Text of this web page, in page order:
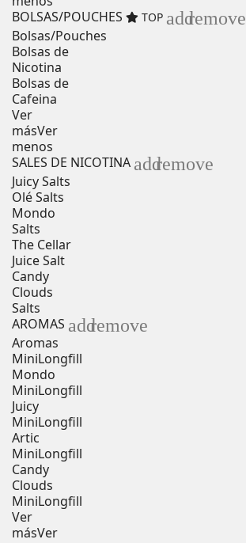
BOLSAS/POUCHES
TOP addremove
Bolsas/Pouches
Bolsas de
Nicotina
Bolsas de
Cafeina
Ver
másVer
menos
SALES DE NICOTINA addremove
Juicy Salts
Olé Salts
Mondo
Salts
The Cellar
Juice Salt
Candy
Clouds
Salts
AROMAS addremove
Aromas
MiniLongfill
Mondo
MiniLongfill
Juicy
MiniLongfill
Artic
MiniLongfill
Candy
Clouds
MiniLongfill
Ver
másVer